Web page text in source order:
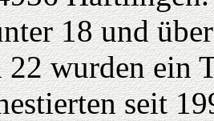
18 und
wurden ein
seit